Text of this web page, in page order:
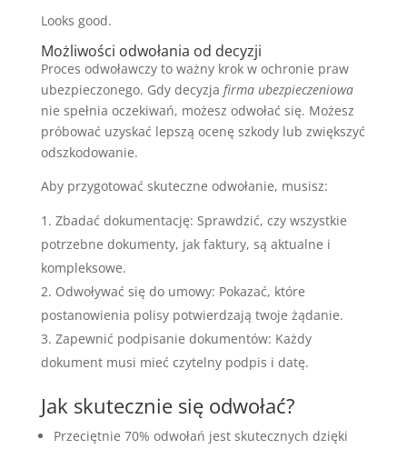
Looks good.
Możliwości odwołania od decyzji
Proces odwoławczy to ważny krok w ochronie praw
ubezpieczonego. Gdy decyzja firma ubezpieczeniowa
nie spełnia oczekiwań, możesz odwołać się. Możesz
próbować uzyskać lepszą ocenę szkody lub zwiększyć
odszkodowanie.
Aby przygotować skuteczne odwołanie, musisz:
Zbadać dokumentację: Sprawdzić, czy wszystkie
potrzebne dokumenty, jak faktury, są aktualne i
kompleksowe.
Odwoływać się do umowy: Pokazać, które
postanowienia polisy potwierdzają twoje żądanie.
Zapewnić podpisanie dokumentów: Każdy
dokument musi mieć czytelny podpis i datę.
Jak skutecznie się odwołać?
Przeciętnie 70% odwołań jest skutecznych dzięki